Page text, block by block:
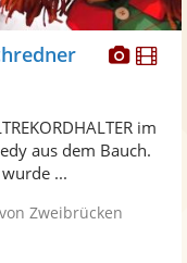
Fotos
im
aus dem Bauch.
...
Zweibrücken